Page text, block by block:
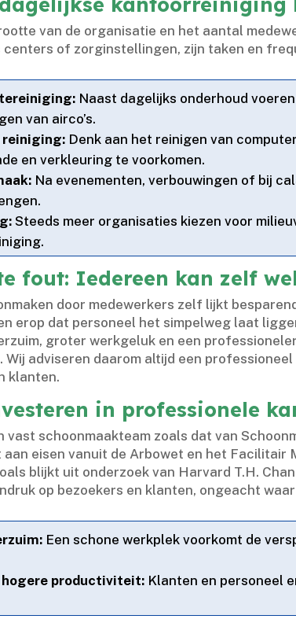
van de organisatie en het aantal
centers of zorginstellingen, zijn taken en
Naast dagelijks onderhoud
van airco’s.​
Denk aan het reinigen van
en verkleuring te voorkomen.​
Na evenementen, verbouwingen of bij
Steeds meer organisaties kiezen voor
fout: Iedereen kan zelf
door medewerkers zelf lijkt
erop dat personeel het simpelweg laat
groter werkgeluk en een
adviseren daarom altijd een
klanten.​
in professionele
vast schoonmaakteam zoals dat van
aan eisen vanuit de Arbowet en het
blijkt uit onderzoek van Harvard T.​H.​
op bezoekers en klanten, ongeacht
Een schone werkplek voorkomt de
hogere productiviteit: Klanten en personeel